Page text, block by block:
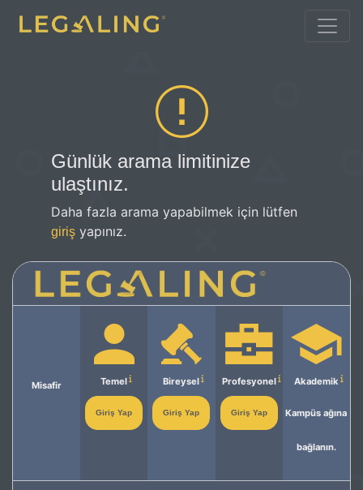
Günlük arama limitinize
ulaştınız.
Daha fazla arama yapabilmek için lütfen
giriş yapınız.
Misafir Temel
Giriş Yap
Bireysel
Giriş Yap
Profesyonel
Giriş Yap
Akademik
Kampüs ağına
bağlanın.